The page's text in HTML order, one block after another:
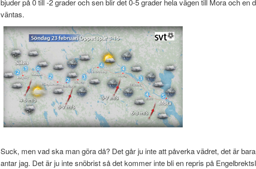
bjuder på 0 till -2 grader och sen blir det 0-5 grader hela vägen till Mora och en
väntas.
Suck, men vad ska man göra då? Det går ju inte att påverka vädret, det är
antar jag. Det är ju inte snöbrist så det kommer inte bli en repris på